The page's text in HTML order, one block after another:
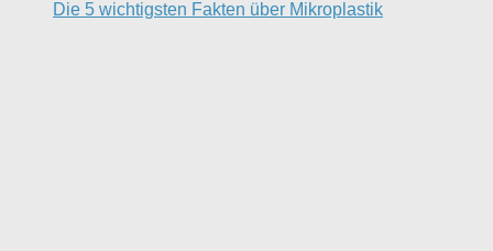
Die 5 wichtigsten Fakten über Mikroplastik